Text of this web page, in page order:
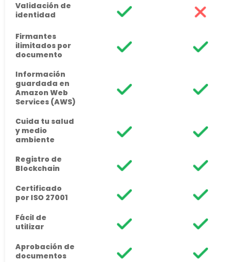
Validación de
identidad
Firmantes
ilimitados por
documento
Información
guardada en
Amazon Web
Services (AWS)
Cuida tu salud
y medio
ambiente
Registro de
Blockchain
Certificado
por ISO 27001
Fácil de
utilizar
Aprobación de
documentos